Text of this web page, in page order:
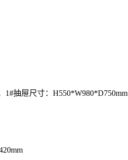
1#抽屉尺寸：H550*W980*D750mm